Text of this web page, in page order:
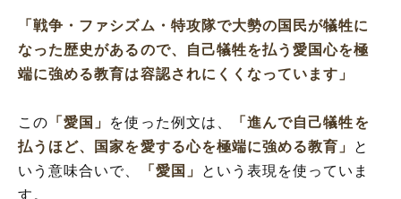
「戦争・ファシズム・特攻隊で大勢の国民が犠牲に
なった歴史があるので、自己犠牲を払う愛国心を極
端に強める教育は容認されにくくなっています」
この 「愛国」 を使った例文は、
「進んで自己犠牲を
払うほど、国家を愛する心を極端に強める教育」 と
いう意味合いで、
「愛国」
という表現を使っていま
す。